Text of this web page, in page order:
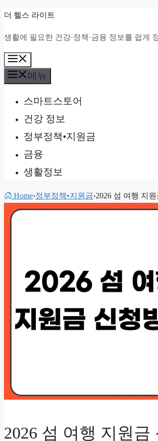
컨
츠
로
건
너
더 헬스 라이트
생활에 필요한 건강·정책·금융 정보를 쉽게
뉴
메뉴
스마트스토어
건강 정보
정부정책•지원금
금융
생활정보
Home›정부정책•지원금›2026 섬 여행 지
2026 섬 여행 지원